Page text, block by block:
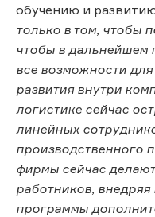
обучению и
только в том, чтобы
чтобы в дальнейшем
все возможности
развития внутри
логистике сейчас
линейных
производственного
фирмы сейчас
работников,
программы